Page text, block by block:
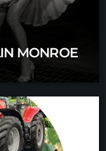
MONROE